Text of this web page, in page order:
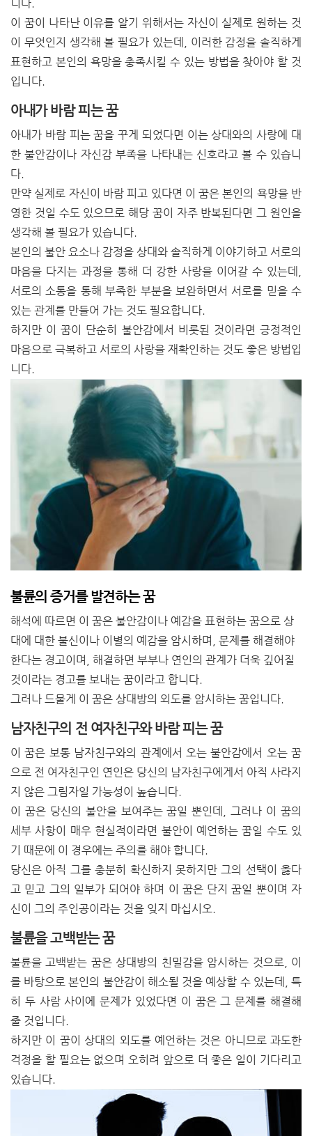
니다.
이 꿈이 나타난 이유를 알기 위해서는 자신이 실제로 원하는 것
이 무엇인지 생각해 볼 필요가 있는데, 이러한 감정을 솔직하게
표현하고 본인의 욕망을 충족시킬 수 있는 방법을 찾아야 할 것
입니다.
아내가 바람 피는 꿈
아내가 바람 피는 꿈을 꾸게 되었다면 이는 상대와의 사랑에 대
한 불안감이나 자신감 부족을 나타내는 신호라고 볼 수 있습니
다.
만약 실제로 자신이 바람 피고 있다면 이 꿈은 본인의 욕망을 반
영한 것일 수도 있으므로 해당 꿈이 자주 반복된다면 그 원인을
생각해 볼 필요가 있습니다.
본인의 불안 요소나 감정을 상대와 솔직하게 이야기하고 서로의
마음을 다지는 과정을 통해 더 강한 사랑을 이어갈 수 있는데,
서로의 소통을 통해 부족한 부분을 보완하면서 서로를 믿을 수
있는 관계를 만들어 가는 것도 필요합니다.
하지만 이 꿈이 단순히 불안감에서 비롯된 것이라면 긍정적인
마음으로 극복하고 서로의 사랑을 재확인하는 것도 좋은 방법입
니다.
불륜의 증거를 발견하는 꿈
해석에 따르면 이 꿈은 불안감이나 예감을 표현하는 꿈으로 상
대에 대한 불신이나 이별의 예감을 암시하며, 문제를 해결해야
한다는 경고이며, 해결하면 부부나 연인의 관계가 더욱 깊어질
것이라는 경고를 보내는 꿈이라고 합니다.
그러나 드물게 이 꿈은 상대방의 외도를 암시하는 꿈입니다.
남자친구의 전 여자친구와 바람 피는 꿈
이 꿈은 보통 남자친구와의 관계에서 오는 불안감에서 오는 꿈
으로 전 여자친구인 연인은 당신의 남자친구에게서 아직 사라지
지 않은 그림자일 가능성이 높습니다.
이 꿈은 당신의 불안을 보여주는 꿈일 뿐인데, 그러나 이 꿈의
세부 사항이 매우 현실적이라면 불안이 예언하는 꿈일 수도 있
기 때문에 이 경우에는 주의를 해야 합니다.
당신은 아직 그를 충분히 확신하지 못하지만 그의 선택이 옳다
고 믿고 그의 일부가 되어야 하며 이 꿈은 단지 꿈일 뿐이며 자
신이 그의 주인공이라는 것을 잊지 마십시오.
불륜을 고백받는 꿈
불륜을 고백받는 꿈은 상대방의 친밀감을 암시하는 것으로, 이
를 바탕으로 본인의 불안감이 해소될 것을 예상할 수 있는데, 특
히 두 사람 사이에 문제가 있었다면 이 꿈은 그 문제를 해결해
줄 것입니다.
하지만 이 꿈이 상대의 외도를 예언하는 것은 아니므로 과도한
걱정을 할 필요는 없으며 오히려 앞으로 더 좋은 일이 기다리고
있습니다.